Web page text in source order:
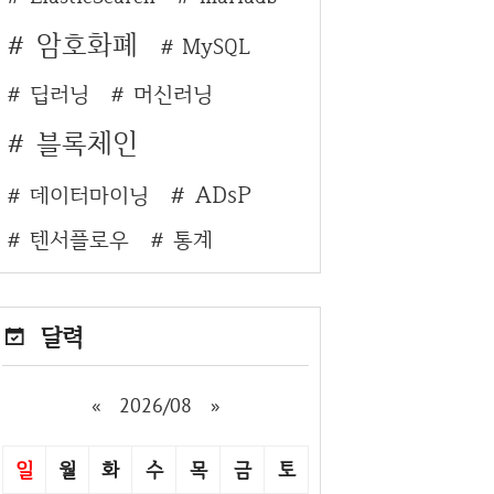
암호화폐
MySQL
딥러닝
머신러닝
블록체인
데이터마이닝 ADsP
텐서플로우 통계
달력
« 2026/08 »
일 월 화 수 목 금 토